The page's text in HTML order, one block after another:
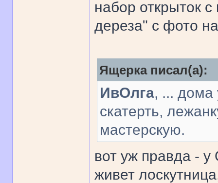
набор открыток
дереза" с фото
Ящерка писал(а):
ИвОлга, ... дома
скатерть,
мастерскую.
вот уж правда -
живет